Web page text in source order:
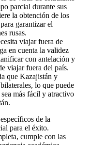
parcial durante sus
la obtención de los
garantizar el
rusas.
viajar fuera de
en cuenta la validez
con antelación y
viajar fuera del país.
que Kazajistán y
lo que puede
más fácil y atractivo
de la
para el éxito.
cumple con las